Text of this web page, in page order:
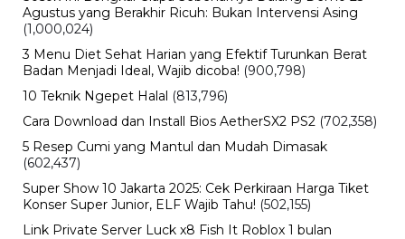
BERITA TERBARU
Viral
Nama Febrio Adiono Muncul dalam
Status Sebenarnya
Minggu, 9 Agu 2026 - 15:15 WIB
Persebaya Juara, Rachmat Irianto
Tak Ikut Pesta dan Kirim Pesan Haru
untuk Mendiang Ayah